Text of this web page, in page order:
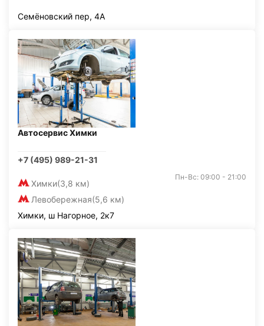
Семёновский пер, 4А
Автосервис Химки
+7 (495) 989-21-31
Химки(3,8 км)
Левобережная(5,6 км)
Пн-Вс: 09:00 - 21:00
Химки, ш Нагорное, 2к7